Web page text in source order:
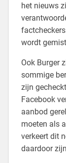
het nieuws
wordt
Ook Burger
sommige
zijn
Facebook
aanbod
moeten als
verkeert dit
daardoor